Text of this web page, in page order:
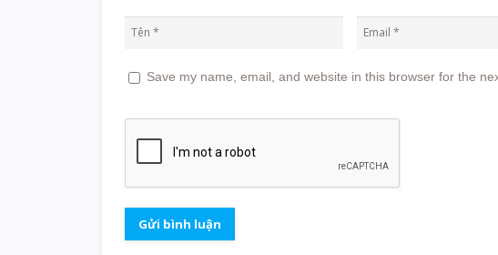
Save my name, email, and website in this browser for the